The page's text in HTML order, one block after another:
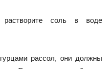
соль в воде
рассол, они должны